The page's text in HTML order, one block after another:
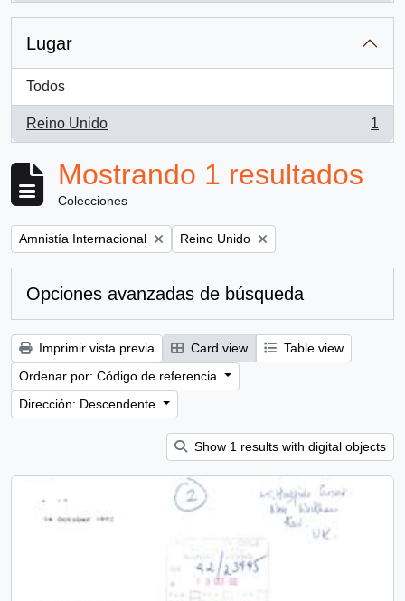
Lugar
Todos
Reino Unido
, 1 resultados
1
Mostrando 1 resultados
Colecciones
Remove filter:
Amnistía Internacional Remove filter:
Reino Unido
Opciones avanzadas de búsqueda
Imprimir vista previa Card view
Table view
Ordenar por: Código de referencia
Dirección: Descendente
Show 1 results with digital objects